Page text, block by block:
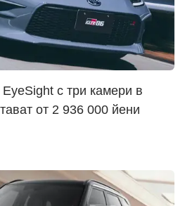
с три камери в
от 2 936 000 йени